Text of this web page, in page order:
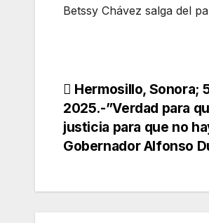
Betssy Chávez salga del
Navegación
de
entradas
Hermosillo, Sonora;
2025.-”Verdad para
justicia para que no
Gobernador Alfonso